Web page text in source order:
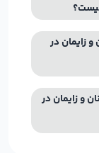
زایمان در
و زایمان در